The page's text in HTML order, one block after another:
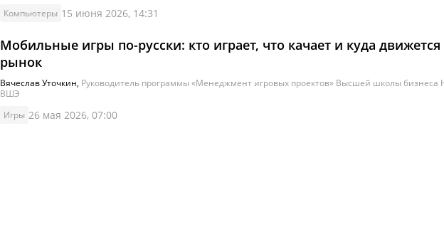
Компьютеры 15 июня 2026, 14:31
Мобильные игры по-русски: кто играет, что качает и куда движется
рынок
Вячеслав Уточкин, Руководитель программы «Менеджмент игровых проектов» Высшей школы бизнеса
ВШЭ
Игры 26 мая 2026, 07:00